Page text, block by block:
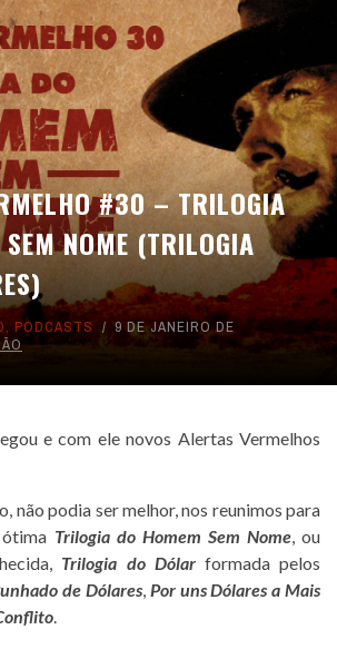
#30 – TRILOGIA
NOME (TRILOGIA
,PODCASTS
9 DE JANEIRO DE
e com ele novos Alertas Vermelhos
não podia ser melhor, nos reunimos para
Trilogia do Homem Sem Nome, ou
Trilogia do Dólarformada pelos
de Dólares, Por uns Dólares a Mais
.